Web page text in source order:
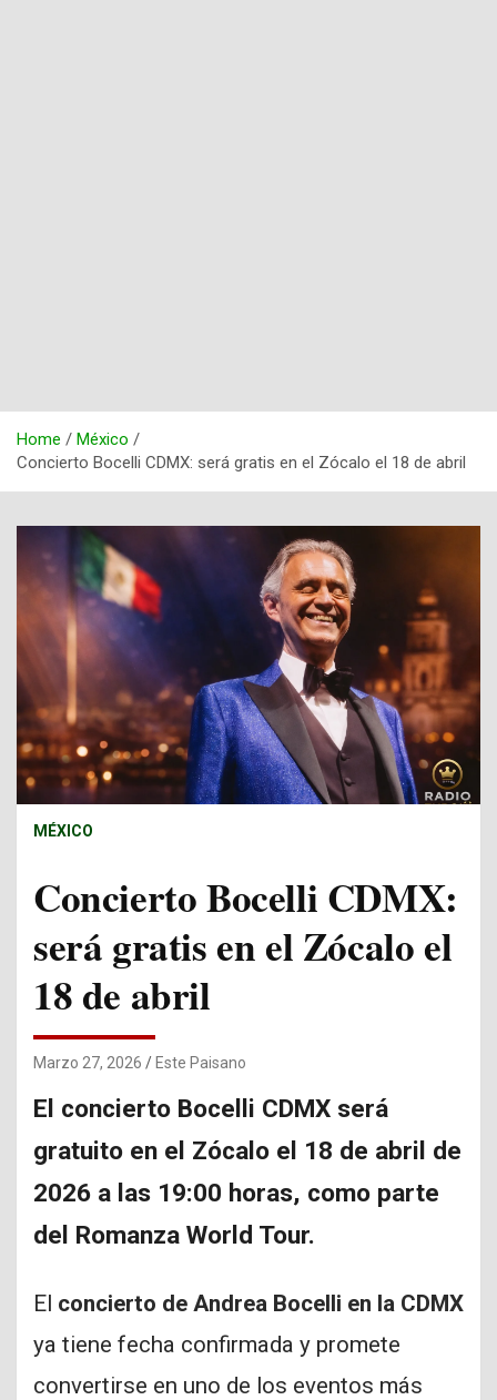
Home
México
Concierto Bocelli CDMX: será gratis en el Zócalo el 18 de abril
MÉXICO
Concierto Bocelli CDMX:
será gratis en el Zócalo el
18 de abril
Marzo 27, 2026 Este Paisano
El concierto Bocelli CDMX será
gratuito en el Zócalo el 18 de abril de
2026 a las 19:00 horas, como parte
del Romanza World Tour.
El concierto de Andrea Bocelli en la CDMX
ya tiene fecha confirmada y promete
convertirse en uno de los eventos más